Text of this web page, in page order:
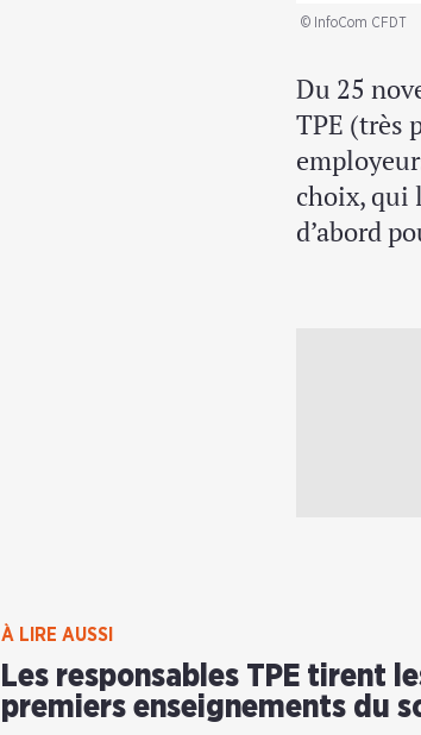
© InfoCom CFDT
Du 25
TPE (très
choix, qui
d’abord
À LIRE AUSSI
Les responsables TPE tirent
premiers enseignements du